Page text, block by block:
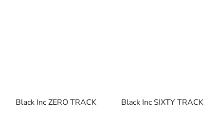
Black Inc ZERO TRACK Black Inc SIXTY TRACK